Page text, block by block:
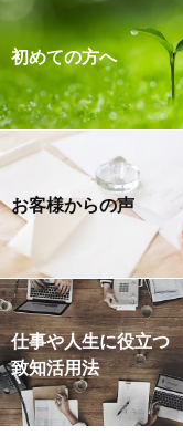
初めての方へ
お客様からの声
仕事や人生に役立つ
致知活用法